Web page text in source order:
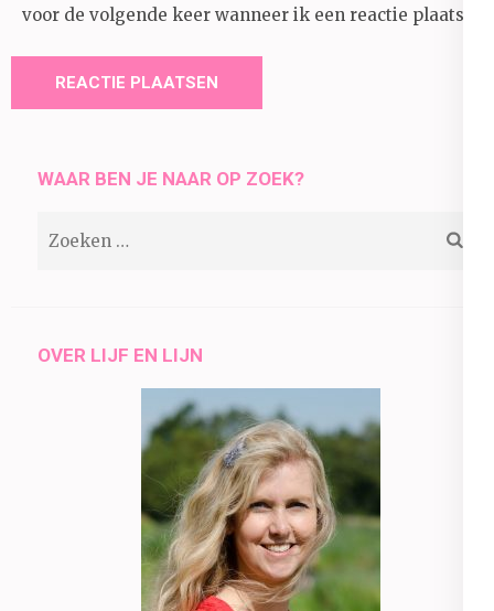
voor de volgende keer wanneer ik een reactie plaats.
WAAR BEN JE NAAR OP ZOEK?
OVER LIJF EN LIJN